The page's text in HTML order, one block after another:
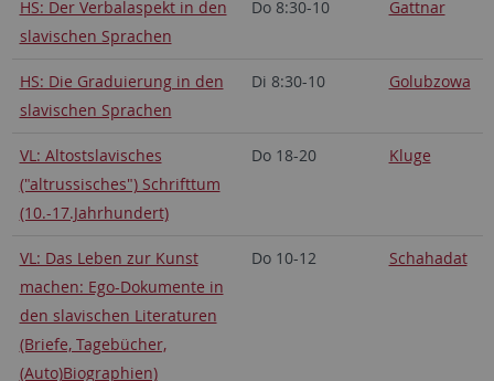
HS: Der Verbalaspekt in den
slavischen Sprachen
Do 8:30-10 Gattnar
HS: Die Graduierung in den
slavischen Sprachen
Di 8:30-10 Golubzowa
VL: Altostslavisches
("altrussisches") Schrifttum
(10.-17.Jahrhundert)
Do 18-20 Kluge
VL: Das Leben zur Kunst
machen: Ego-Dokumente in
den slavischen Literaturen
(Briefe, Tagebücher,
(Auto)Biographien)
Do 10-12 Schahadat